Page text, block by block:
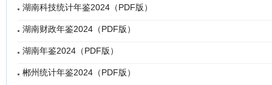
湖南科技统计年鉴2024（PDF版）
湖南财政年鉴2024（PDF版）
湖南年鉴2024（PDF版）
郴州统计年鉴2024（PDF版）